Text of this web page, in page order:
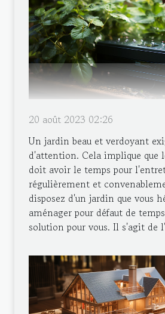
20 août 2023 02:26
Un jardin beau et verdoyant
d'attention. Cela implique que
doit avoir le temps pour
régulièrement et
disposez d'un jardin que vous
aménager pour défaut de
solution pour vous. Il s'agit de